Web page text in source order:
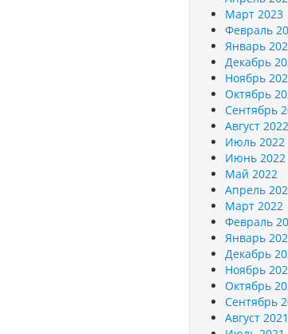
Март 2023
Февраль
Январь
Декабрь
Ноябрь
Октябрь
Сентябрь
Август 2022
Июль 2022
Июнь 2022
Май 2022
Апрель
Март 2022
Февраль
Январь
Декабрь
Ноябрь
Октябрь
Сентябрь
Август 2021